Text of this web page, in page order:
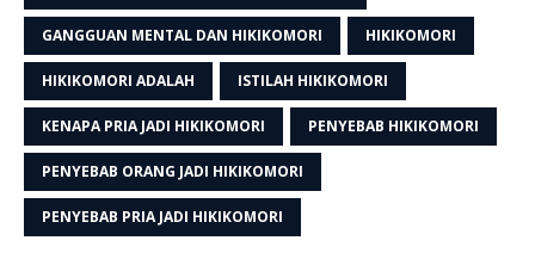
GANGGUAN MENTAL DAN HIKIKOMORI HIKIKOMORI
HIKIKOMORI ADALAH ISTILAH HIKIKOMORI
KENAPA PRIA JADI HIKIKOMORI PENYEBAB HIKIKOMORI
PENYEBAB ORANG JADI HIKIKOMORI
PENYEBAB PRIA JADI HIKIKOMORI